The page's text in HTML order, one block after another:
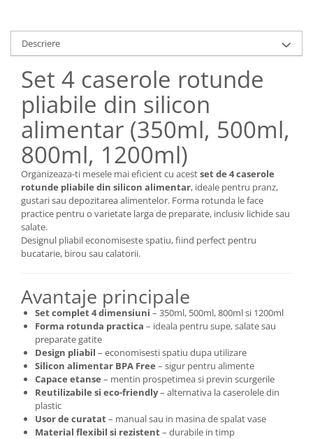
Descriere
Set 4 caserole rotunde
pliabile din silicon
alimentar (350ml, 500ml,
800ml, 1200ml)
Organizeaza-ti mesele mai eficient cu acestset de 4 caserole
rotunde pliabile din silicon alimentar, ideale pentru pranz,
gustari sau depozitarea alimentelor. Forma rotunda le face
practice pentru o varietate larga de preparate, inclusiv lichide sau
salate.
Designul pliabil economiseste spatiu, fiind perfect pentru
bucatarie, birou sau calatorii.
Avantaje principale
Set complet 4 dimensiuni – 350ml, 500ml, 800ml si 1200ml
Forma rotunda practica – ideala pentru supe, salate sau
preparate gatite
Design pliabil – economisesti spatiu dupa utilizare
Silicon alimentar BPA Free – sigur pentru alimente
Capace etanse – mentin prospetimea si previn scurgerile
Reutilizabile si eco-friendly– alternativa la caserolele din
plastic
Usor de curatat– manual sau in masina de spalat vase
Material flexibil si rezistent– durabile in timp